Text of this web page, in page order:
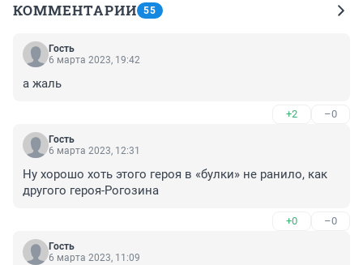
КОММЕНТАРИИ 55
Гость
6 марта 2023, 19:42
а жаль
+2 –0
Гость
6 марта 2023, 12:31
Ну хорошо хоть этого героя в «булки» не ранило, как
другого героя-Рогозина
+0 –0
Гость
6 марта 2023, 11:09